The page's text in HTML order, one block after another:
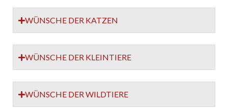
WÜNSCHE DER KATZEN
WÜNSCHE DER KLEINTIERE
WÜNSCHE DER WILDTIERE